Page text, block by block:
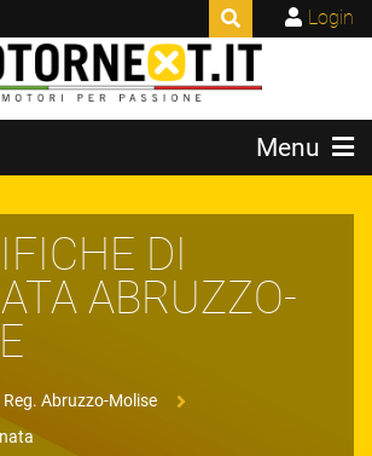
Login
Menu
DI
ABRUZZO-
Reg. Abruzzo-Molise